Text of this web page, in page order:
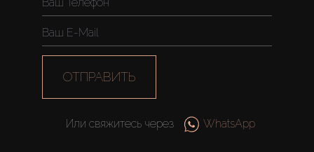
ОТПРАВИТЬ
Или свяжитесь через WhatsApp